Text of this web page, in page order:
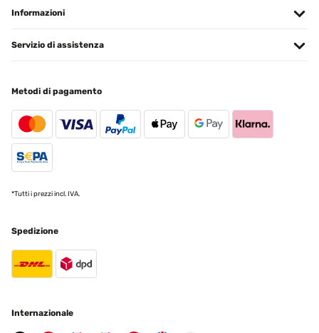
Informazioni
Servizio di assistenza
Metodi di pagamento
*Tutti i prezzi incl. IVA.
Spedizione
Internazionale